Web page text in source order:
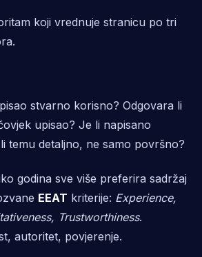
koji vrednuje stranicu po tri
stvarno korisno? Odgovara li
upisao? Je li napisano
temu detaljno, ne samo površno?
godina sve više preferira sadržaj
EEAT kriterije: Experience,
Trustworthiness.
autoritet, povjerenje.